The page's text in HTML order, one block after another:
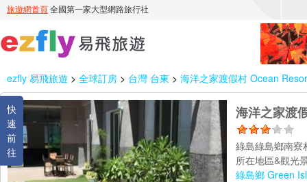
ezfly 易飛旅遊 > 全球訂房 > 台灣 台東 > 海洋之家渡假村 Ocean
快
速
前
往
海洋之家渡
綠島綠島鄉南
所在地區&觀光
綠島鄉 Green